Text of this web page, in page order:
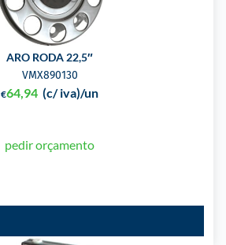
ARO RODA 22,5″
VMX890130
€64,94 (c/ iva)/un
pedir orçamento